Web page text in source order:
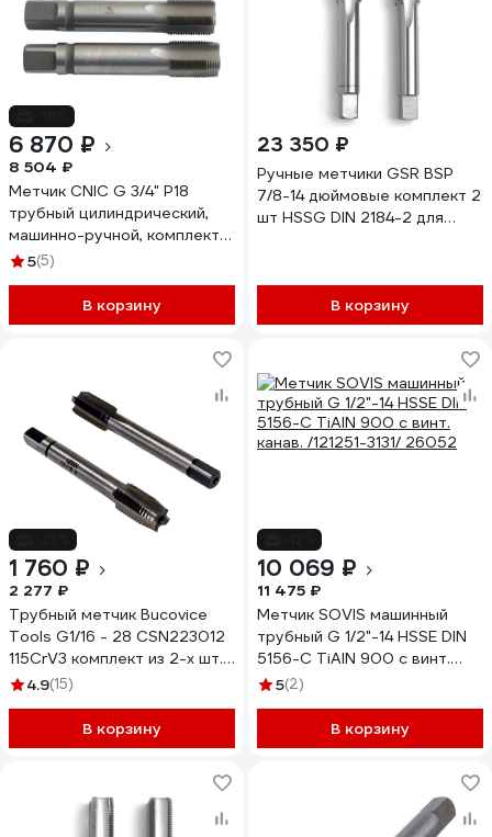
6 870 ₽
8 504 ₽
Метчик CNIC G 3/4" Р18
трубный цилиндрический,
машинно-ручной, комплект
из 2-х шт. 14 ниток/дюйм
5(5)
В корзину
23 350 ₽
Ручные метчики GSR BSP
7/8-14 дюймовые комплект 2
шт HSSG DIN 2184-2 для
В корзину
1 760 ₽
2 277 ₽
Трубный метчик Bucovice
Tools G1/16 - 28 CSN223012
115CrV3 комплект из 2-х шт.
112116
4.9(15)
В корзину
10 069 ₽
11 475 ₽
Метчик SOVIS машинный
трубный G 1/2"-14 HSSE DIN
5156-C TiAlN 900 с винт.
канав. /121251-3131/ 26052
5(2)
В корзину